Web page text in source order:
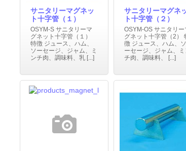
サニタリーマグネッ
ト十字管（１）
OSYM-S サニタリーマ
グネット十字管（１）
特徴 ジュース、ハム、
ソーセージ、ジャム、ミ
ンチ肉、調味料、乳 [...]
サニタリーマグネ
ト十字管（２）
OSYM-OS サニタリー
グネット十字管（2）
徴 ジュース、ハム、ソ
ーセージ、ジャム、ミ
チ肉、調味料、 [...]